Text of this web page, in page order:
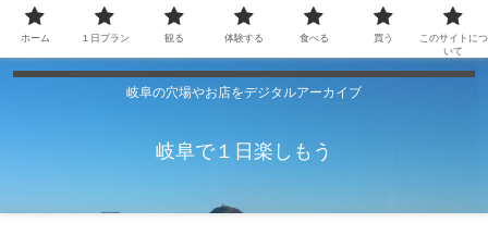
岐阜の穴場やお店をデジタルアーカイブ
岐阜で１日楽しもう
ホーム １日プラン 観る 体験する 食べる 買う
このサイトにつ
いて